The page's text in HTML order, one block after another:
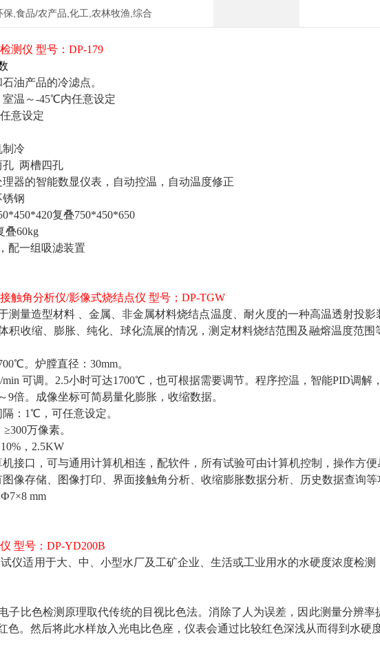
保,食品/农产品,化工,农林牧渔,综合
测仪 型号：DP-179
油产品的冷滤点。
室温～-45℃内任意设定
意设定
制冷
孔 两槽四孔
器的智能数显仪表，自动控温，自动温度修正
锈钢
复叠750*450*650
叠60kg
配一组吸滤装置
触角分析仪/影像式烧结点仪 型号；DP-TGW
测量造型材料 、金属、非金属材料烧结点温度、耐火度的一种高温透射投
积收缩、膨胀、纯化、球化流展的情况，测定材料烧结范围及融熔温度范
。炉膛直径：30mm。
可调。2.5小时可达1700℃，也可根据需要调节。程序控温，智能PID调解
9倍。成像坐标可简易量化膨胀，收缩数据。
：1℃，可任意设定。
万像素。
，2.5KW
接口，可与通用计算机相连，配软件，所有试验可由计算机控制，操作方便
像存储、图像打印、界面接触角分析、收缩膨胀数据分析、历史数据查询等
mm
型号：DP-YD200B
仪适用于大、中、小型水厂及工矿企业、生活或工业用水的水硬度浓度检
子比色检测原理取代传统的目视比色法。消除了人为误差，因此测量分辨率
色。然后将此水样放入光电比色座，仪表会通过比较红色深浅从而得到水硬